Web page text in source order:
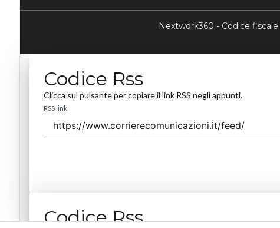
Nextwork360 - Codice
Codice Rss
Clicca sul pulsante per copiare il link RSS negli appunti.
RSS link
Codice Rss